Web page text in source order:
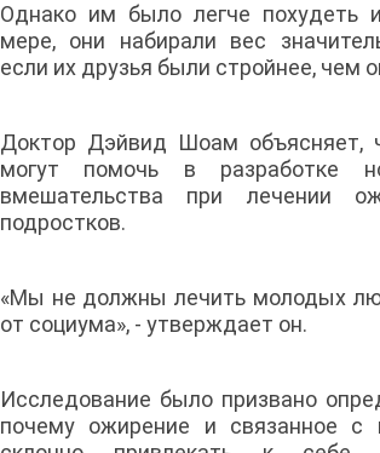
Однако им было легче похудеть
мере, они набирали вес
если их друзья были стройнее, чем
Доктор Дэйвид Шоам объясняет,
могут помочь в разработке
вмешательства при лечении
подростков.
«Мы не должны лечить молодых
от социума», - утверждает он.
Исследование было призвано
почему ожирение и связанное с